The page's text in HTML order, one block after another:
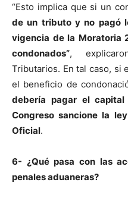
“Esto implica que si un
de un tributo y no pagó
vigencia de la Moratoria
condonados”,
Tributarios. En tal caso, si
el beneficio de
debería pagar el
Congreso sancione la
Oficial.
6- ¿Qué pasa con las
penales aduaneras?